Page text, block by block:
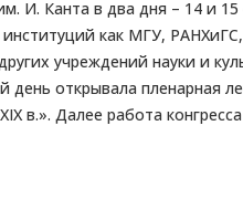
И. Канта в два дня – 14 и
институций как МГУ,
учреждений науки и
день открывала
в.». Далее работа